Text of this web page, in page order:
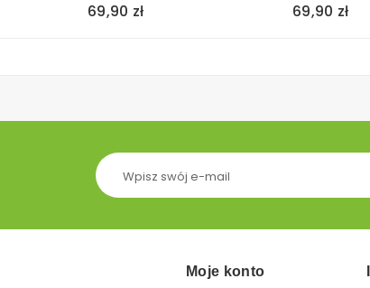
69,90 zł 69,90 zł
Moje konto